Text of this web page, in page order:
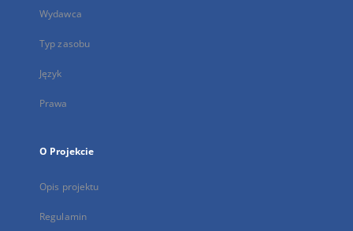
Wydawca
Typ zasobu
Język
Prawa
O Projekcie
Opis projektu
Regulamin